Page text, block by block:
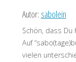
Autor: sabolein
Schön, dass Du
Auf
vielen